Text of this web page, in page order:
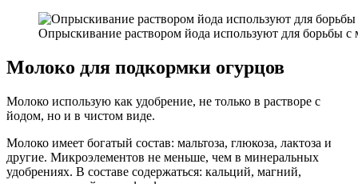
Опрыскивание раствором йода используют для борьбы с
Молоко для подкормки огурцов
Молоко использую как удобрение, не только в растворе с
йодом, но и в чистом виде.
Молоко имеет богатый состав: мальтоза, глюкоза, лактоза и
другие. Микроэлементов не меньше, чем в минеральных
удобрениях. В составе содержаться: кальций, магний,